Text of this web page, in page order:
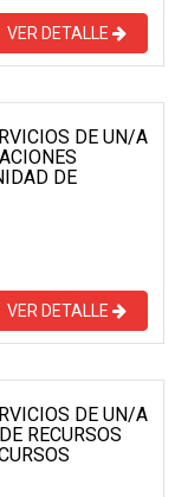
VER DETALLE
DE UN/A
DE
VER DETALLE
DE UN/A
RECURSOS